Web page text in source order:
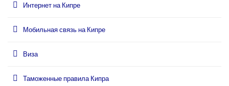
Интернет на Кипре
Мобильная связь на Кипре
Виза
Таможенные правила Кипра